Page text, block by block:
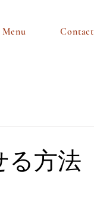
Menu Contact
る方法